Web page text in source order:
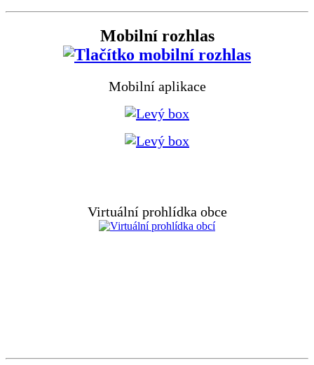
Mobilní rozhlas
Mobilní aplikace
Virtuální prohlídka obce